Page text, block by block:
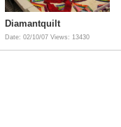
Diamantquilt
Date: 02/10/07 Views: 13430